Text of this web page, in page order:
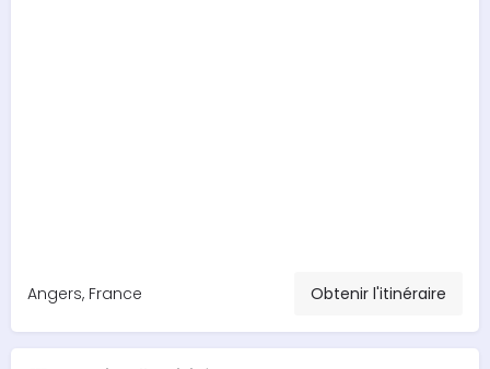
Angers, France Obtenir l'itinéraire